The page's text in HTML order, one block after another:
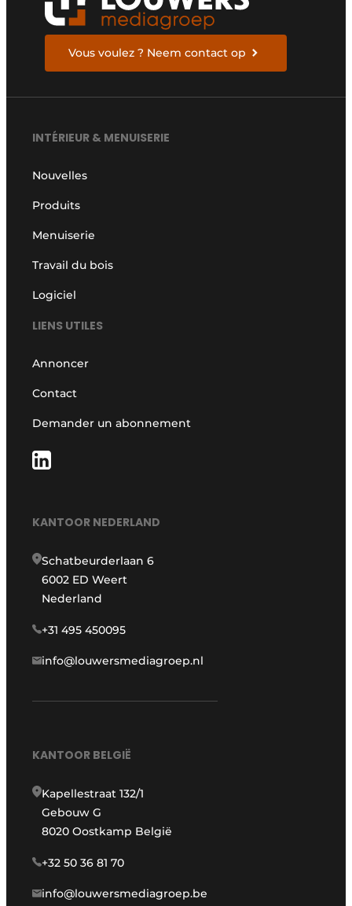
Vous voulez ? Neem contact op
INTÉRIEUR & MENUISERIE
Nouvelles
Produits
Menuiserie
Travail du bois
Logiciel
LIENS UTILES
Annoncer
Contact
Demander un abonnement
KANTOOR NEDERLAND
Schatbeurderlaan 6
6002 ED Weert
Nederland
+31 495 450095
info@louwersmediagroep.nl
KANTOOR BELGIË
Kapellestraat 132/1
Gebouw G
8020 Oostkamp België
+32 50 36 81 70
info@louwersmediagroep.be